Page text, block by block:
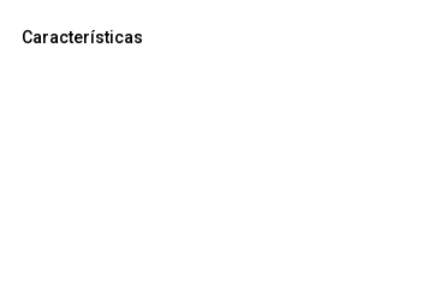
Características